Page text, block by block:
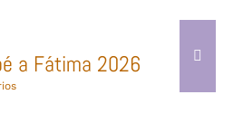
a Fátima 2026